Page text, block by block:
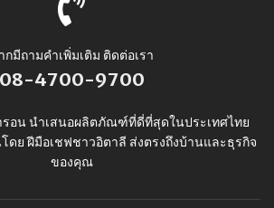
กมีถามคำเพิ่มเติม ติดต่อเรา
08-4700-9700
รอน นำเสนอผลิตภัณฑ์ที่ดี่ที่สุดในประเทศไทย
ดย ฝีมือเชฟชาวอิตาลี ส่งตรงถึงบ้านและธุรกิจ
ของคุณ